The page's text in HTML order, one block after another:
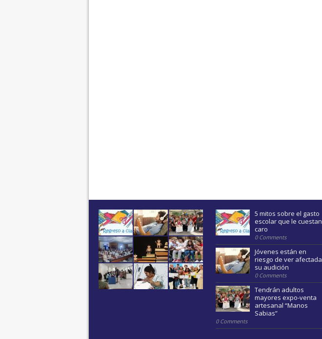
5 mitos sobre el gasto
escolar que le cuestan
caro
0 Comments
Jóvenes están en
riesgo de ver afectada
su audición
0 Comments
Tendrán adultos
mayores expo-venta
artesanal “Manos
Sabias”
0 Comments